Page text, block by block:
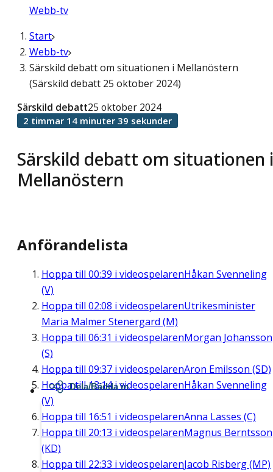
Webb-tv
Start
Webb-tv
Särskild debatt om situationen i Mellanöstern
(Särskild debatt 25 oktober 2024)
Särskild debatt om situationen i
Mellanöstern
Särskild debatt25 oktober 2024
2 timmar 14 minuter 39 sekunder
Anförandelista
Hoppa till 00:39 i videospelarenHåkan Svenneling
(V)
Hoppa till 02:08 i videospelarenUtrikesminister
Maria Malmer Stenergard (M)
Hoppa till 06:31 i videospelarenMorgan Johansson
(S)
Hoppa till 09:37 i videospelarenAron Emilsson (SD)
Hoppa till13:14i videospelarenHåkan Svenneling
(V)
Hoppa till 16:51 i videospelarenAnna Lasses (C)
Hoppa till 20:13 i videospelarenMagnus Berntsson
(KD)
Hoppa till 22:33 i videospelarenJacob Risberg (MP)
Dela/Bädda in